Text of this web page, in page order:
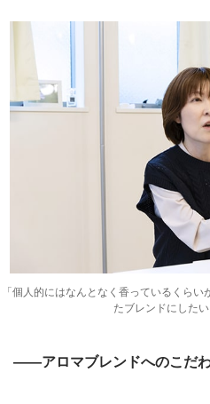
「個人的にはなんとなく香っているくら
たブレンドにしたい
――アロマブレンドへのこだわ